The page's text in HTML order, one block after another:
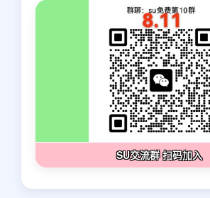
SU交流群 扫码加入